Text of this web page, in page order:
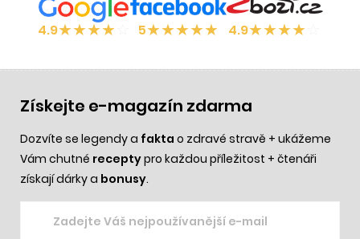
4.9★★★★ 5★★★★★ 4.9★★★★
Získejte e-magazín zdarma
Dozvíte se legendy a fakta o zdravé stravě + ukážeme
Vám chutné receptypro každou příležitost + čtenáři
získají dárky a bonusy.